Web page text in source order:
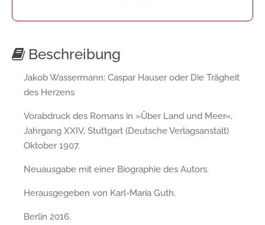
Beschreibung
Jakob Wassermann: Caspar Hauser oder Die Trägheit
des Herzens
Vorabdruck des Romans in »Über Land und Meer«,
Jahrgang XXIV, Stuttgart (Deutsche Verlagsanstalt)
Oktober 1907.
Neuausgabe mit einer Biographie des Autors.
Herausgegeben von Karl-Maria Guth.
Berlin 2016.